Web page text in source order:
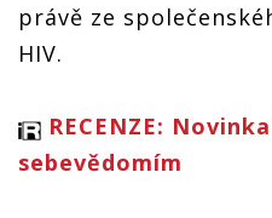
právě ze
HIV.
RECENZE:
sebevědomím